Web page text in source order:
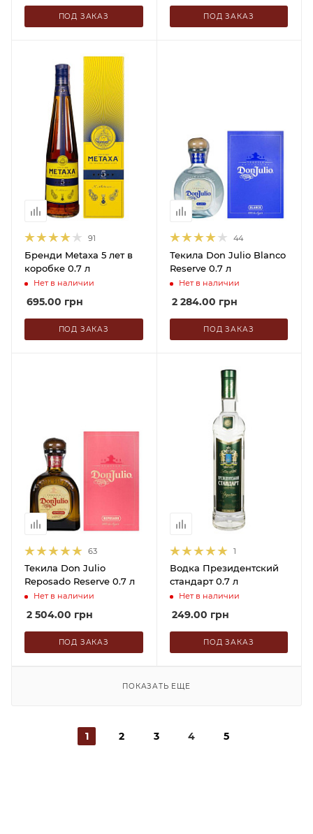
ПОД ЗАКАЗ ПОД ЗАКАЗ
91
Бренди Metaxa 5 лет в
коробке 0.7 л
Нет в наличии
695.00 грн
ПОД ЗАКАЗ
44
Текила Don Julio Blanco
Reserve 0.7 л
Нет в наличии
2 284.00 грн
ПОД ЗАКАЗ
63
Текила Don Julio
Reposado Reserve 0.7 л
Нет в наличии
2 504.00 грн
ПОД ЗАКАЗ
1
Водка Президентский
стандарт 0.7 л
Нет в наличии
249.00 грн
ПОД ЗАКАЗ
ПОКАЗАТЬ ЕЩЕ
1 2 3 4 5